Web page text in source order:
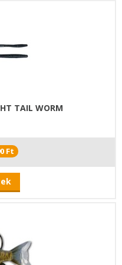
TAIL WORM
Ft